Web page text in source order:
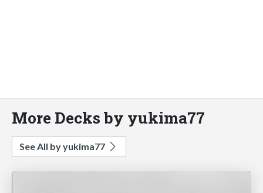
More Decks by yukima77
See All by yukima77